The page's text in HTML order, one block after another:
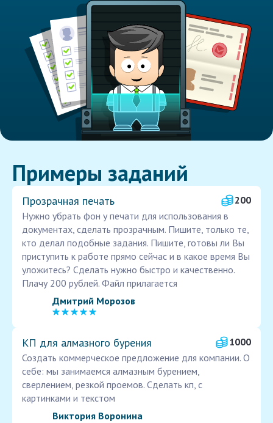
Примеры заданий
Прозрачная печать
200
Нужно убрать фон у печати для использования в
документах, сделать прозрачным. Пишите, только те,
кто делал подобные задания. Пишите, готовы ли Вы
приступить к работе прямо сейчас и в какое время Вы
уложитесь? Сделать нужно быстро и качественно.
Плачу 200 рублей. Файл прилагается
Дмитрий Морозов
КП для алмазного бурения
1000
Создать коммерческое предложение для компании. О
себе: мы занимаемся алмазным бурением,
сверлением, резкой проемов. Сделать кп, с
картинками и текстом
Виктория Воронина